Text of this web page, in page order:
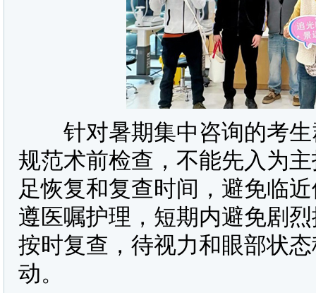
针对暑期集中咨询的考生
规范术前检查，不能先入为
足恢复和复查时间，避免临
遵医嘱护理，短期内避免剧
按时复查，待视力和眼部状
动。